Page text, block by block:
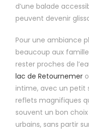
d’une balade
peuvent devenir
Pour une ambiance
beaucoup aux
rester proches de
lac de Retournemer
intime, avec un petit
reflets magnifiques
souvent un bon
urbains, sans partir